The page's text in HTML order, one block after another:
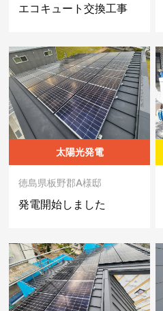
エコキュート交換工事
太陽光発電
徳島県板野郡A様邸
発電開始しました